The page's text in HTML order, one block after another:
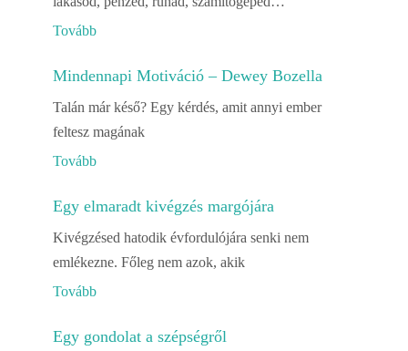
Tovább
Mindennapi Motiváció – Dewey Bozella
Talán már késő? Egy kérdés, amit annyi ember
feltesz magának
Tovább
Egy elmaradt kivégzés margójára
Kivégzésed hatodik évfordulójára senki nem
emlékezne. Főleg nem azok, akik
Tovább
Egy gondolat a szépségről